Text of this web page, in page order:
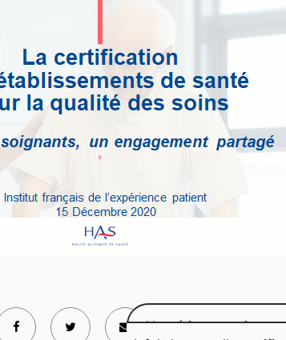
L’expérience patient,